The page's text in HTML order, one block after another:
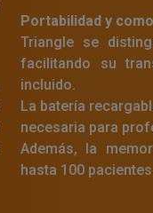
Portabilidad y
Triangle se
facilitando su
incluido.
La batería
necesaria para
Además, la
hasta 100